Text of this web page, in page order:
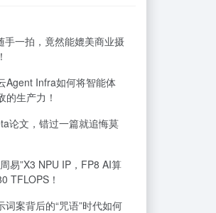
手一拍，竟然能媲美商业摄
Agent Infra如何将智能体
的生产力！
论文，错过一篇就追悔莫
易”X3 NPU IP，FP8 AI算
TFLOPS！
词案背后的“咒语”时代如何